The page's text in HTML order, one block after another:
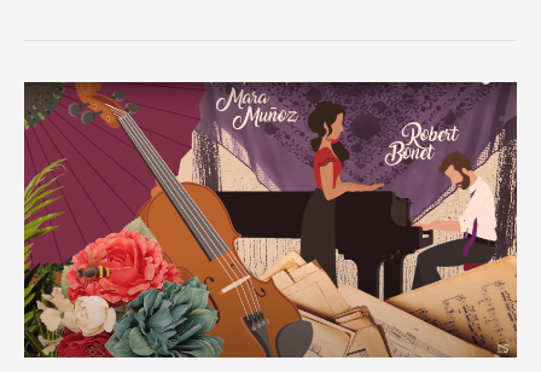
ESTRENO
de
«AL
CANTAR»